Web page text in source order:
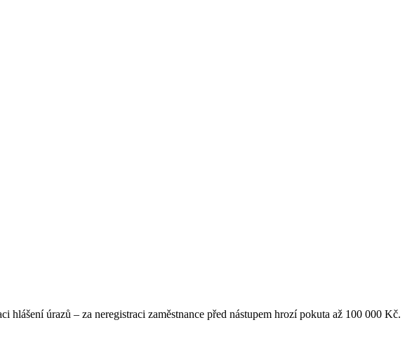
úrazů – za neregistraci zaměstnance před nástupem hrozí pokuta až 100 000 Kč.